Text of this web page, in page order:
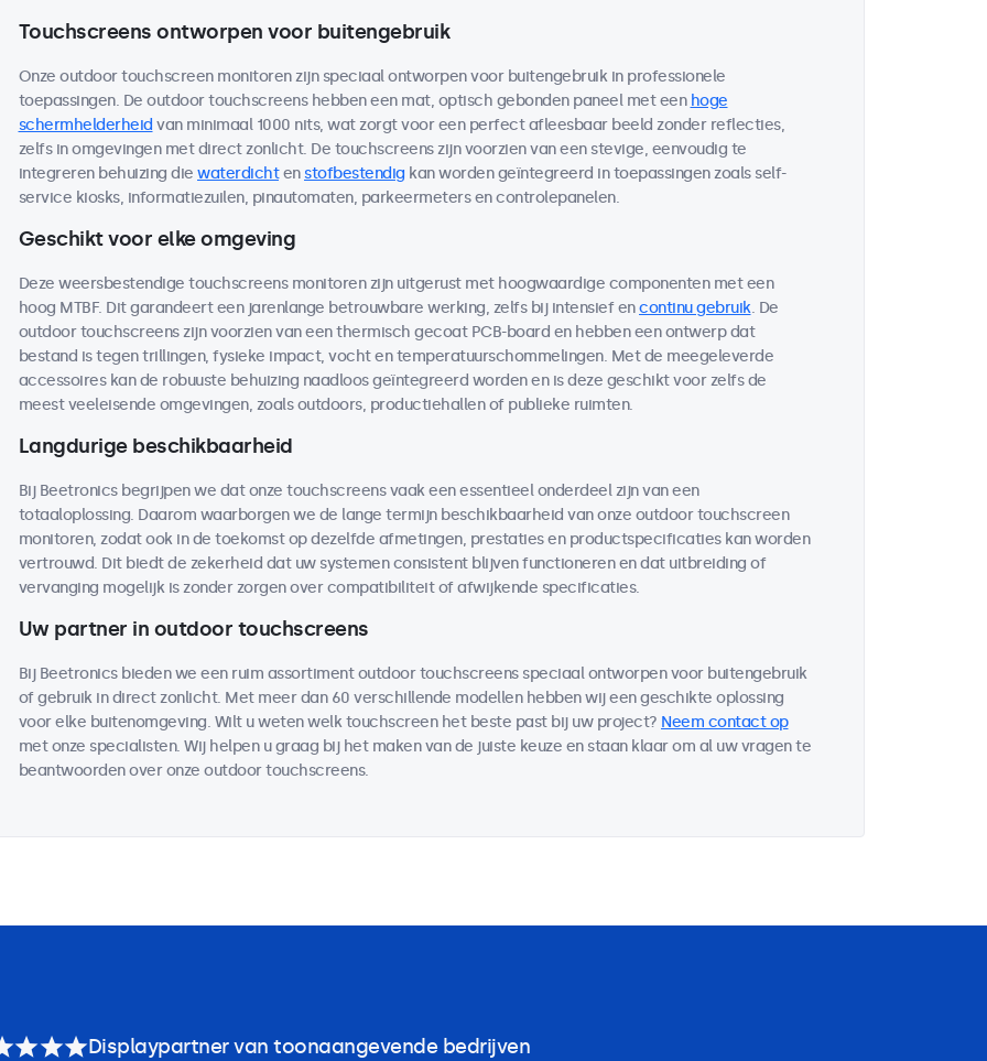
Touchscreens ontworpen voor buitengebruik
Onze outdoor touchscreen monitoren zijn speciaal ontworpen voor buitengebruik in professionele
toepassingen. De outdoor touchscreens hebben een mat, optisch gebonden paneel met een hoge
schermhelderheid van minimaal 1000 nits, wat zorgt voor een perfect afleesbaar beeld zonder reflecties,
zelfs in omgevingen met direct zonlicht. De touchscreens zijn voorzien van een stevige, eenvoudig te
integreren behuizing die waterdichtenstofbestendig kan worden geïntegreerd in toepassingen zoals self-
service kiosks, informatiezuilen, pinautomaten, parkeermeters en controlepanelen.
Geschikt voor elke omgeving
Deze weersbestendige touchscreens monitoren zijn uitgerust met hoogwaardige componenten met een
hoog MTBF. Dit garandeert een jarenlange betrouwbare werking, zelfs bij intensief encontinu gebruik. De
outdoor touchscreens zijn voorzien van een thermisch gecoat PCB-board en hebben een ontwerp dat
bestand is tegen trillingen, fysieke impact, vocht en temperatuurschommelingen. Met de meegeleverde
accessoires kan de robuuste behuizing naadloos geïntegreerd worden en is deze geschikt voor zelfs de
meest veeleisende omgevingen, zoals outdoors, productiehallen of publieke ruimten.
Langdurige beschikbaarheid
Bij Beetronics begrijpen we dat onze touchscreens vaak een essentieel onderdeel zijn van een
totaaloplossing. Daarom waarborgen we de lange termijn beschikbaarheid van onze outdoor touchscreen
monitoren, zodat ook in de toekomst op dezelfde afmetingen, prestaties en productspecificaties kan worden
vertrouwd. Dit biedt de zekerheid dat uw systemen consistent blijven functioneren en dat uitbreiding of
vervanging mogelijk is zonder zorgen over compatibiliteit of afwijkende specificaties.
Uw partner in outdoor touchscreens
Bij Beetronics bieden we een ruim assortiment outdoor touchscreens speciaal ontworpen voor buitengebruik
of gebruik in direct zonlicht. Met meer dan 60 verschillende modellen hebben wij een geschikte oplossing
voor elke buitenomgeving. Wilt u weten welk touchscreen het beste past bij uw project? Neem contact op
met onze specialisten. Wij helpen u graag bij het maken van de juiste keuze en staan klaar om al uw vragen te
beantwoorden over onze outdoor touchscreens.
Displaypartner van toonaangevende bedrijven